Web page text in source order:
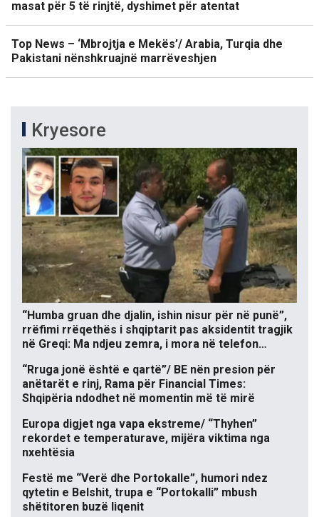
masat për 5 të rinjtë, dyshimet për atentat
Top News – ‘Mbrojtja e Mekës’/ Arabia, Turqia dhe
Pakistani nënshkruajnë marrëveshjen
Kryesore
“Humba gruan dhe djalin, ishin nisur për në punë”,
rrëfimi rrëqethës i shqiptarit pas aksidentit tragjik
në Greqi: Ma ndjeu zemra, i mora në telefon…
“Rruga jonë është e qartë”/ BE nën presion për
anëtarët e rinj, Rama për Financial Times:
Shqipëria ndodhet në momentin më të mirë
Europa digjet nga vapa ekstreme/ “Thyhen”
rekordet e temperaturave, mijëra viktima nga
nxehtësia
Festë me “Verë dhe Portokalle”, humori ndez
qytetin e Belshit, trupa e “Portokalli” mbush
shëtitoren buzë liqenit